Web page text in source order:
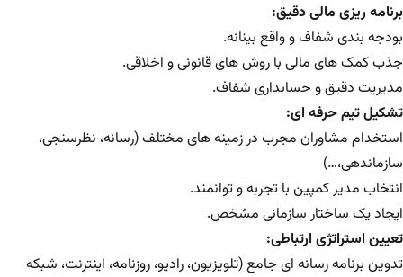
برنامه ریزی مالی دقیق:
بودجه بندی شفاف و واقع بینانه.
جذب کمک های مالی با روش های قانونی و اخلاقی.
مدیریت دقیق و حسابداری شفاف.
تشکیل تیم حرفه ای:
استخدام مشاوران مجرب در زمینه های مختلف (رسانه، نظرسنجی،
سازماندهی،…)
انتخاب مدیر کمپین با تجربه و توانمند.
ایجاد یک ساختار سازمانی مشخص.
تعیین استراتژی ارتباطی:
تدوین برنامه رسانه ای جامع (تلویزیون، رادیو، روزنامه، اینترنت، شبکه